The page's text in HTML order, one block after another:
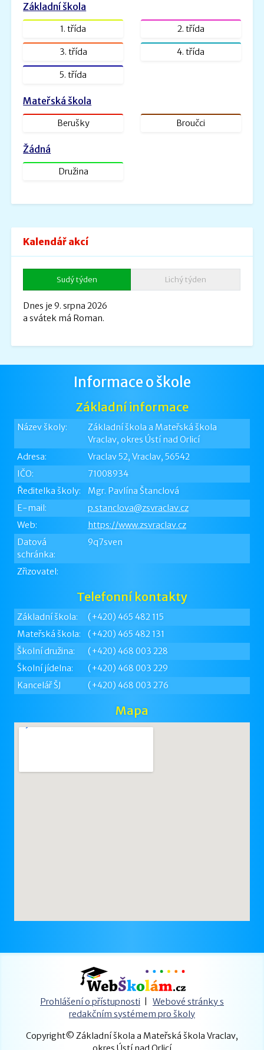
ŠVP PV _ MŠ Rybička
ŠVP PV Rybička_web.doc.pdf
Zveřejněno: 31.1.2022
ŠVP - Veselá školička
Velikost: 2227kb
Základní škola
1. třída 2. třída
3. třída 4. třída
5. třída
Mateřská škola
Berušky Broučci
Žádná
Družina
Kalendář akcí
Sudý týden Lichý týden
Dnes je 9. srpna 2026
a svátek má Roman.
Informace o škole
Základní informace
Název školy:
Základní škola a Mateřská škola
Vraclav, okres Ústí nad Orlicí
Adresa:
Vraclav 52, Vraclav, 56542
IČO:
71008934
Ředitelka školy:
Mgr. Pavlína Štanclová
E-mail:
p.stanclova@zsvraclav.cz
Web:
https://www.zsvraclav.cz
Datová
schránka:
9q7sven
Zřizovatel:
Telefonní kontakty
Základní škola:
(+420) 465 482 115
Mateřská škola:
(+420) 465 482 131
Školní družina:
(+420) 468 003 228
Školní jídelna:
(+420) 468 003 229
Kancelář ŠJ
(+420) 468 003 276
Mapa
Prohlášení o přístupnosti
Webové stránky s
redakčním systémem pro školy
Copyright© Základní škola a Mateřská škola Vraclav,